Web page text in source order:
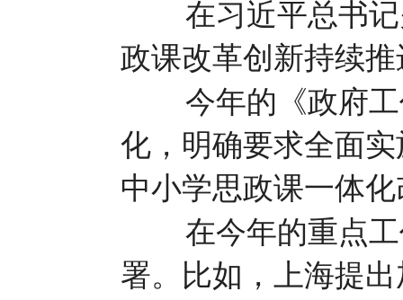
在习近平总书记
政课改革创新持续推
今年的《政府工
化，明确要求全面
中小学思政课一体
在今年的重点工
署。比如，上海提